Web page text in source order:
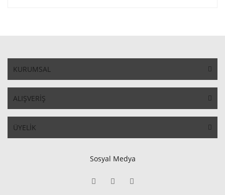
KURUMSAL
ALIŞVERİŞ
ÜYELİK
Sosyal Medya